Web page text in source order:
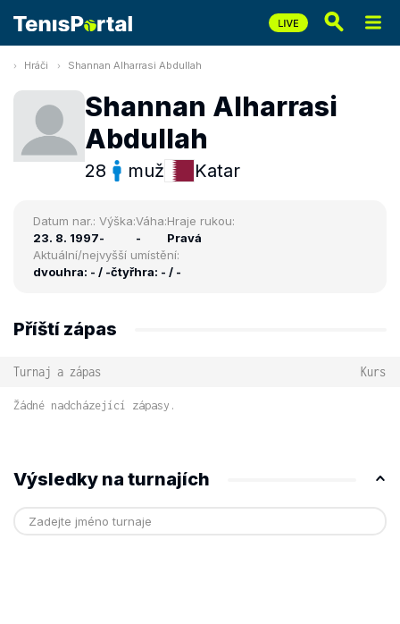
Hráči Shannan Alharrasi Abdullah
Shannan Alharrasi
Abdullah
28 muž Katar
Datum nar.:
23. 8. 1997
Výška:
-
Váha:
-
Hraje rukou:
Pravá
Aktuální/nejvyšší umístění:
dvouhra: - / -čtyřhra: - / -
Příští zápas
Turnaj a zápas Kurs
Žádné nadcházející zápasy.
Výsledky na turnajích